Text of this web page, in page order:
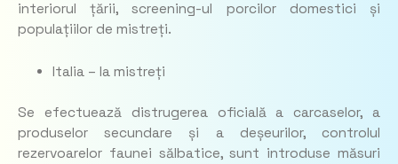
interiorul țării, screening-ul porcilor domestici și
populațiilor de mistreți.
Italia – la mistreți
Se efectuează distrugerea oficială a carcaselor, a
produselor secundare și a deșeurilor, controlul
rezervoarelor faunei sălbatice, sunt introduse măsuri